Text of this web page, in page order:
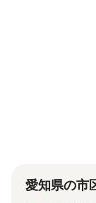
ずは
愛知県の市